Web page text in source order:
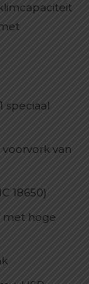
speciaal
voorvork van
18650)
met hoge